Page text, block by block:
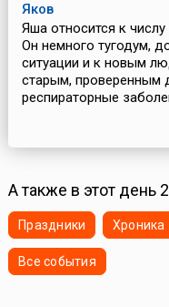
Яков
Яша относится к
Он немного тугодум,
ситуации и к новым
старым, проверенным
респираторные
А также в этот день
Праздники Хроника
Все события